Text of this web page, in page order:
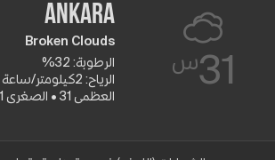
31س
Ankara
Broken Clouds
الرطوبة: 32%
الرياح: 2كيلومتر/ساعة ش.ش.ق‎
العظمى 31 • الصغرى 31